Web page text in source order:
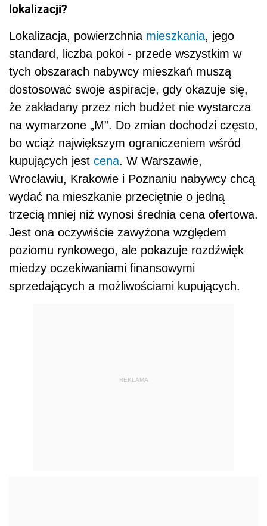
lokalizacji?
Lokalizacja, powierzchnia mieszkania, jego
standard, liczba pokoi - przede wszystkim w
tych obszarach nabywcy mieszkań muszą
dostosować swoje aspiracje, gdy okazuje się,
że zakładany przez nich budżet nie wystarcza
na wymarzone „M”. Do zmian dochodzi często,
bo wciąż największym ograniczeniem wśród
kupujących jest cena. W Warszawie,
Wrocławiu, Krakowie i Poznaniu nabywcy chcą
wydać na mieszkanie przeciętnie o jedną
trzecią mniej niż wynosi średnia cena ofertowa.
Jest ona oczywiście zawyżona względem
poziomu rynkowego, ale pokazuje rozdźwięk
miedzy oczekiwaniami finansowymi
sprzedających a możliwościami kupujących.
REKLAMA